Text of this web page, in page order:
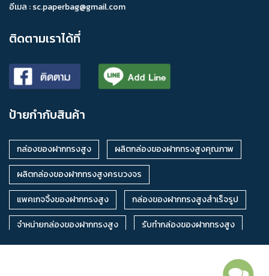
จำหน่ายกล่องส่งค้า
จำหน่ายกล่องบรรจุเบเกอรี่
จำหน่ายกล่องบรรจุอาหาร
กล่องบรรจุภัณฑ์ราคาปลีก
กล่องบรรจุภัณฑ์ราคาส่ง
กล่องบรรจุภัณฑ์สั่งทำ
รับผลิตกล่องบรรจุภัณฑ์ตามสั่ง
รับผลิตกล่องบรรจุภัณฑ์ตามแบบ
ผลิตกล่องบรรจุภัณฑ์ราคาถูก
กล่องเค้กโหล
กล่องบราวนี่ใหญ่
กล่องเค้กใสขนาดเล็ก
กล่องไปรษณีย์ ฉ
กล่องผ้าแบบสอดพิมพ์ลาย
อีเมล :sc.paperbag@gmail.com
ติดตามเราได้ที่
ป้ายกำกับสินค้า
กล่องของฝากทรงสูง
ผลิตกล่องของฝากทรงสูงคุณภาพ
ผลิตกล่องของฝากทรงสูงครบวงจร
แพคเกจจิ้งของฝากทรงสูง
กล่องของฝากทรงสูงสำเร็จรูป
จำหน่ายกล่องของฝากทรงสูง
รับทำกล่องของฝากทรงสูง